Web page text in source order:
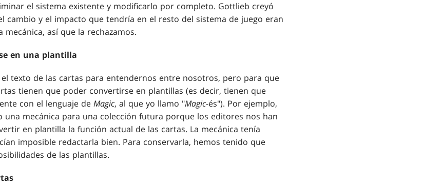
el sistema existente y modificarlo por completo. Gottlieb creyó
cambio y el impacto que tendría en el resto del sistema de juego eran
así que la rechazamos.
en una plantilla
texto de las cartas para entendernos entre nosotros, pero para que
tienen que poder convertirse en plantillas (es decir, tienen que
con el lenguaje de Magic, al que yo llamo "Magic-és"). Por ejemplo,
mecánica para una colección futura porque los editores nos han
en plantilla la función actual de las cartas. La mecánica tenía
imposible redactarla bien. Para conservarla, hemos tenido que
de las plantillas.